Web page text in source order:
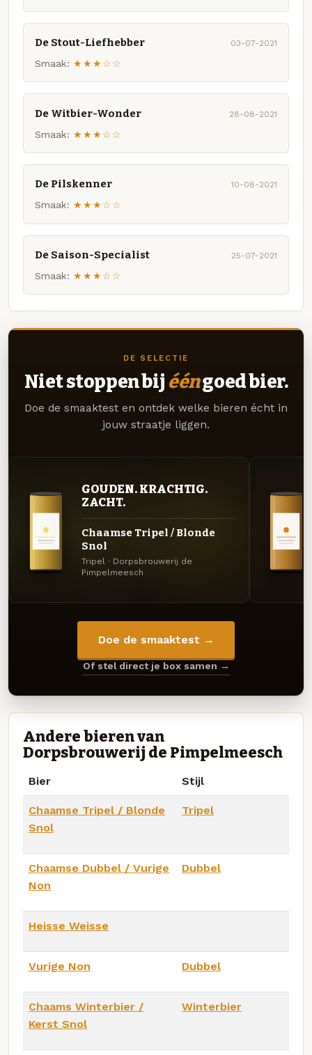
De Stout-Liefhebber 03-07-2021
Smaak: ★★★☆☆
De Witbier-Wonder 28-08-2021
Smaak: ★★★☆☆
De Pilskenner 10-08-2021
Smaak: ★★★☆☆
De Saison-Specialist 25-07-2021
Smaak: ★★★☆☆
DE SELECTIE
Niet stoppen bij ééngoed bier.
Doe de smaaktest en ontdek welke bieren écht in
jouw straatje liggen.
GOUDEN. KRACHTIG.
ZACHT.
Chaamse Tripel / Blonde
Snol
Tripel · Dorpsbrouwerij de
Pimpelmeesch
Doe de smaaktest →
Of stel direct je box samen →
Andere bieren van
Dorpsbrouwerij de Pimpelmeesch
Bier Stijl
Chaamse Tripel / Blonde
Snol
Tripel
Chaamse Dubbel / Vurige
Non
Dubbel
Heisse Weisse
Vurige Non Dubbel
Chaams Winterbier /
Kerst Snol
Winterbier